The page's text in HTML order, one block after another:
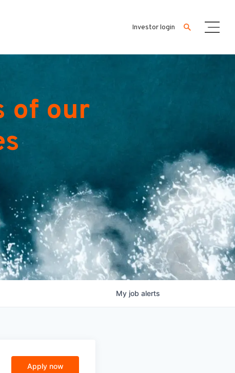
Investor login
of our
My job alerts
Apply now